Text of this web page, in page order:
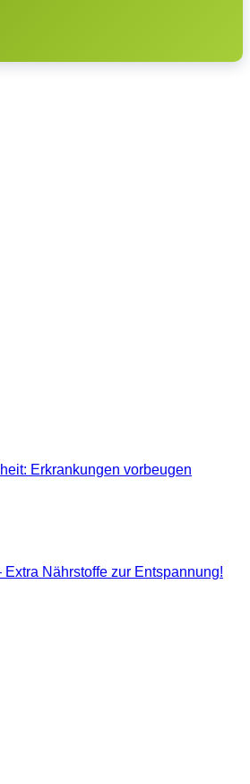
Erkrankungen vorbeugen
Nährstoffe zur Entspannung!